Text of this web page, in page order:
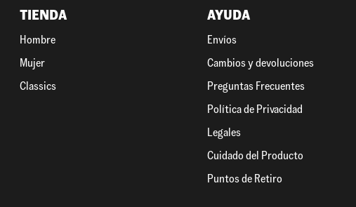
TIENDA
Hombre
Mujer
Classics
AYUDA
Envíos
Cambios y devoluciones
Preguntas Frecuentes
Política de Privacidad
Legales
Cuidado del Producto
Puntos de Retiro